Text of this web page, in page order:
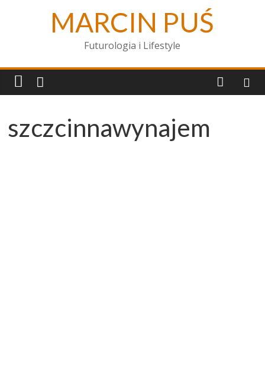
MARCIN PUŚ
Futurologia i Lifestyle
szczcinnawynajem